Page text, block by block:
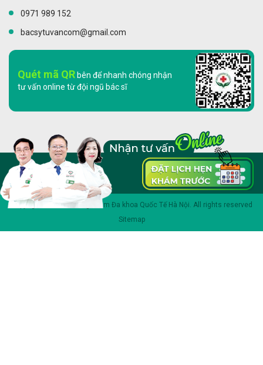
0971 989 152
bacsytuvancom@gmail.com
Quét mã QRbên để nhanh chóng nhận
tư vấn online từ đội ngũ bác sĩ
Copyright 2023 © Phòng khám Đa khoa Quốc Tế Hà Nội. All rights reserved
Sitemap